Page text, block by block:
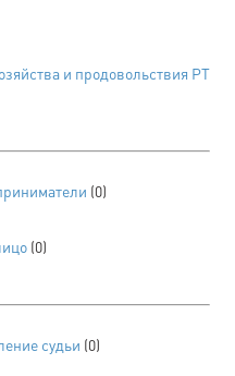
и продовольствия РТ
(0)
(0)
судьи (0)